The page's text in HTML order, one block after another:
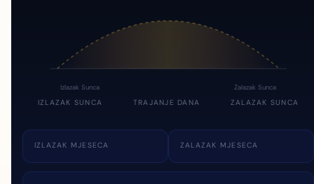
Izlazak Sunca Zalazak Sunca
IZLAZAK SUNCA TRAJANJE DANA ZALAZAK SUNCA
IZLAZAK MJESECA ZALAZAK MJESECA